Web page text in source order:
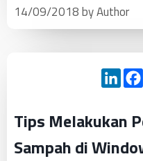
14/09/2018byAuthor
Tips Melakukan
Sampah di